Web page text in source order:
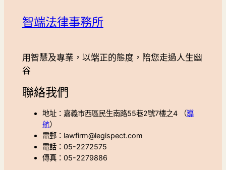
智端法律事務所
用智慧及專業，以端正的態度，陪您走過人生幽
谷
聯絡我們
地址：嘉義市西區民生南路55巷2號7樓之4 （導
航）
電郵：lawfirm@legispect.com
電話：05-2272575
傳真：05-2279886